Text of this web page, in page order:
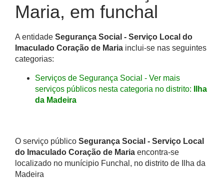
Maria, em funchal
A entidade Segurança Social - Serviço Local do
Imaculado Coração de Maria inclui-se nas seguintes
categorias:
Serviços de Segurança Social - Ver mais
serviços públicos nesta categoria no distrito:
Ilha
da Madeira
O serviço público Segurança Social - Serviço Local
do Imaculado Coração de Maria encontra-se
localizado no munícipio Funchal, no distrito de Ilha da
Madeira